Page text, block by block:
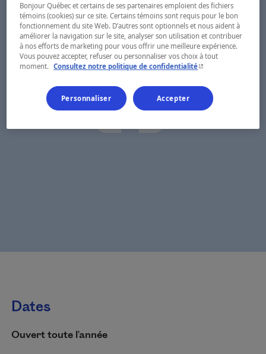
Dates
Ouvert toute l'année
Bonjour Québec et certains de ses partenaires emploient des fichiers
témoins (cookies) sur ce site. Certains témoins sont requis pour le bon
fonctionnement du site Web. D’autres sont optionnels et nous aident à
améliorer la navigation sur le site, analyser son utilisation et contribuer
à nos efforts de marketing pour vous offrir une meilleure expérience.
Vous pouvez accepter, refuser ou personnaliser vos choix à tout
moment.
Consultez notre politique de confidentialité- Cet hyperlien
Personnaliser Accepter